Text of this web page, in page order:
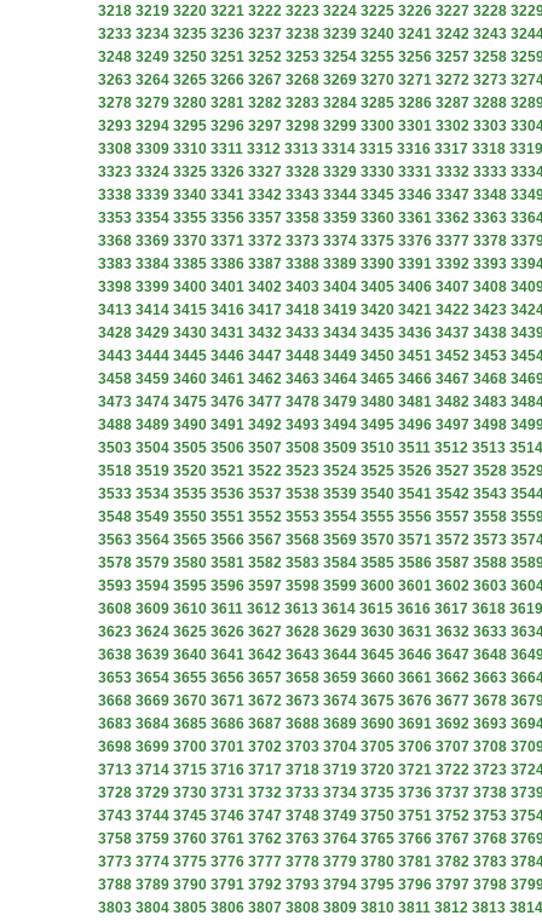
3218 3219 3220 3221 3222 3223 3224 3225 3226 3227 3228
3233 3234 3235 3236 3237 3238 3239 3240 3241 3242 3243
3248 3249 3250 3251 3252 3253 3254 3255 3256 3257 3258
3263 3264 3265 3266 3267 3268 3269 3270 3271 3272 3273
3278 3279 3280 3281 3282 3283 3284 3285 3286 3287 3288
3293 3294 3295 3296 3297 3298 3299 3300 3301 3302 3303
3308 3309 3310 3311 3312 3313 3314 3315 3316 3317 3318 3319
3323 3324 3325 3326 3327 3328 3329 3330 3331 3332 3333
3338 3339 3340 3341 3342 3343 3344 3345 3346 3347 3348
3353 3354 3355 3356 3357 3358 3359 3360 3361 3362 3363
3368 3369 3370 3371 3372 3373 3374 3375 3376 3377 3378
3383 3384 3385 3386 3387 3388 3389 3390 3391 3392 3393
3398 3399 3400 3401 3402 3403 3404 3405 3406 3407 3408
3413 3414 3415 3416 3417 3418 3419 3420 3421 3422 3423
3428 3429 3430 3431 3432 3433 3434 3435 3436 3437 3438
3443 3444 3445 3446 3447 3448 3449 3450 3451 3452 3453
3458 3459 3460 3461 3462 3463 3464 3465 3466 3467 3468
3473 3474 3475 3476 3477 3478 3479 3480 3481 3482 3483
3488 3489 3490 3491 3492 3493 3494 3495 3496 3497 3498
3503 3504 3505 3506 3507 3508 3509 3510 3511 3512 3513 3514
3518 3519 3520 3521 3522 3523 3524 3525 3526 3527 3528
3533 3534 3535 3536 3537 3538 3539 3540 3541 3542 3543
3548 3549 3550 3551 3552 3553 3554 3555 3556 3557 3558
3563 3564 3565 3566 3567 3568 3569 3570 3571 3572 3573
3578 3579 3580 3581 3582 3583 3584 3585 3586 3587 3588
3593 3594 3595 3596 3597 3598 3599 3600 3601 3602 3603
3608 3609 3610 3611 3612 3613 3614 3615 3616 3617 3618 3619
3623 3624 3625 3626 3627 3628 3629 3630 3631 3632 3633
3638 3639 3640 3641 3642 3643 3644 3645 3646 3647 3648
3653 3654 3655 3656 3657 3658 3659 3660 3661 3662 3663
3668 3669 3670 3671 3672 3673 3674 3675 3676 3677 3678
3683 3684 3685 3686 3687 3688 3689 3690 3691 3692 3693
3698 3699 3700 3701 3702 3703 3704 3705 3706 3707 3708
3713 3714 3715 3716 3717 3718 3719 3720 3721 3722 3723
3728 3729 3730 3731 3732 3733 3734 3735 3736 3737 3738
3743 3744 3745 3746 3747 3748 3749 3750 3751 3752 3753
3758 3759 3760 3761 3762 3763 3764 3765 3766 3767 3768
3773 3774 3775 3776 3777 3778 3779 3780 3781 3782 3783
3788 3789 3790 3791 3792 3793 3794 3795 3796 3797 3798
3803 3804 3805 3806 3807 3808 3809 3810 3811 3812 3813 3814